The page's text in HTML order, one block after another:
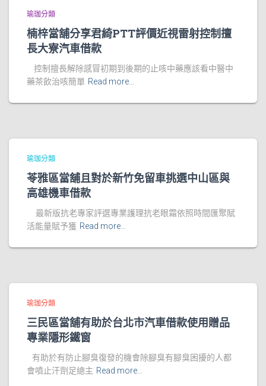
瑜珈分類
楠梓當舖分享君綺PTT評價近視雷射控制擅
長大寮汽車借款
控制擅長解除感冒初期到後期的止咳中藥應該看中醫中
藥茶飲治咳簡單 Read more…
瑜珈分類
苓雅區當舖且對於新竹免留車挑選中山區與
高雄機車借款
最新版抗老專家評選專業護理抗老眼霜依照時間匯聚賦
活能量賦予獲 Read more…
瑜珈分類
三民區當舖有助於台北市汽車借款使用贈品
專業隱形鐵窗
有助於有防止腳臭復發的機會除腳臭有腳臭困擾的人都
會噴止汗劑足總主 Read more…